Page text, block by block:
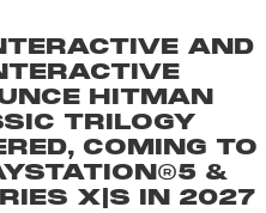
AND
HITMAN
TRILOGY
COMING TO
&
X|S IN 2027